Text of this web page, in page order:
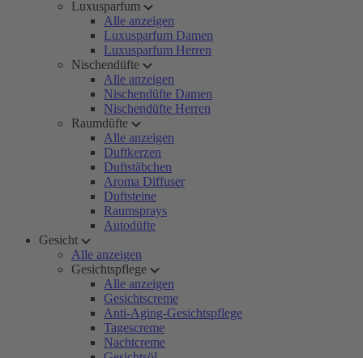
Luxusparfum
Alle anzeigen
Luxusparfum Damen
Luxusparfum Herren
Nischendüfte
Alle anzeigen
Nischendüfte Damen
Nischendüfte Herren
Raumdüfte
Alle anzeigen
Duftkerzen
Duftstäbchen
Aroma Diffuser
Duftsteine
Raumsprays
Autodüfte
Gesicht
Alle anzeigen
Gesichtspflege
Alle anzeigen
Gesichtscreme
Anti-Aging-Gesichtspflege
Tagescreme
Nachtcreme